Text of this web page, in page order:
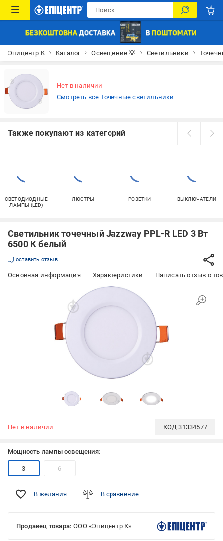
Эпицентр К Каталог Освещение 💡 Светильники
Нет в наличии
Смотреть все Точечные светильники
Также покупают из категорий
СВЕТОДИОДНЫЕ
ЛАМПЫ (LED)
ЛЮСТРЫ РОЗЕТКИ ВЫКЛЮЧАТЕЛИ
Светильник точечный Jazzway PPL-R LED 3 Вт
6500 К белый
оставить отзыв
Основная информация Характеристики Написать отзыв о
Нет в наличии КОД31334577
Мощность лампы освещения:
3 6
В желания В сравнение
Продавец товара: ООО «Эпицентр К»